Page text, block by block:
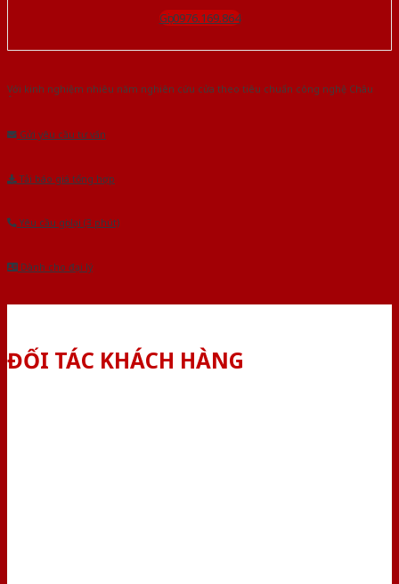
Gọi 0976.169.864
Với kinh nghiệm nhiêu năm nghiên cứu cửa theo tiêu chuẩn công nghệ Châu
Âu.Chúng tôi tự tin là nhà sản xuất & cung cấp hàng đầu tại Việt Nam!
Gửi yêu cầu tư vấn
Tải báo giá tổng hợp
Yêu cầu gọi lại (3 phút)
Dành cho đại lý
ĐỐI TÁC KHÁCH HÀNG